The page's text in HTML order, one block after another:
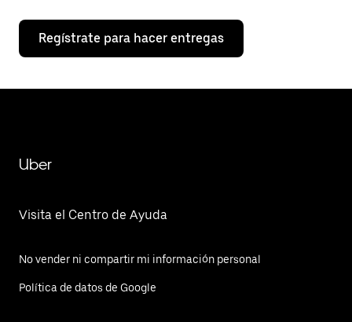
Regístrate para hacer entregas
Uber
Visita el Centro de Ayuda
No vender ni compartir mi información personal
Política de datos de Google